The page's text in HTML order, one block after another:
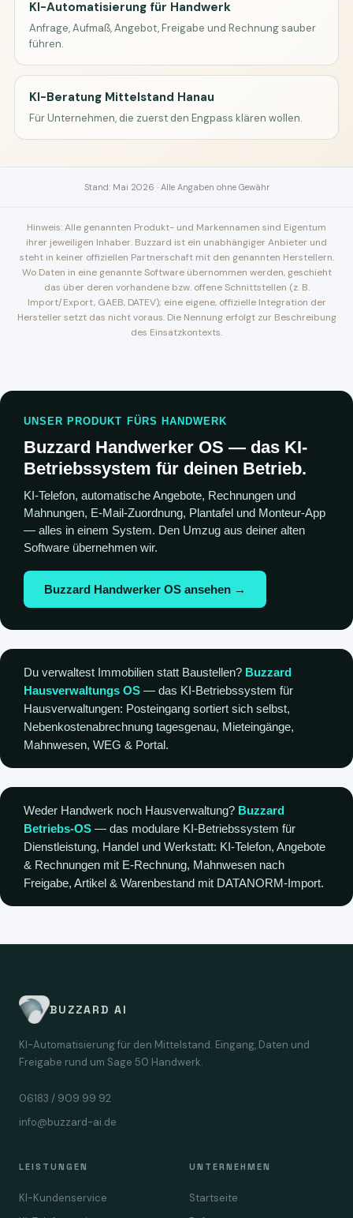
KI-Automatisierung für Handwerk
Anfrage, Aufmaß, Angebot, Freigabe und Rechnung sauber
führen.
KI-Beratung Mittelstand Hanau
Für Unternehmen, die zuerst den Engpass klären wollen.
Stand: Mai 2026 · Alle Angaben ohne Gewähr
Hinweis: Alle genannten Produkt- und Markennamen sind Eigentum
ihrer jeweiligen Inhaber. Buzzard ist ein unabhängiger Anbieter und
steht in keiner offiziellen Partnerschaft mit den genannten Herstellern.
Wo Daten in eine genannte Software übernommen werden, geschieht
das über deren vorhandene bzw. offene Schnittstellen (z. B.
Import/Export, GAEB, DATEV); eine eigene, offizielle Integration der
Hersteller setzt das nicht voraus. Die Nennung erfolgt zur Beschreibung
des Einsatzkontexts.
UNSER PRODUKT FÜRS HANDWERK
Buzzard Handwerker OS — das KI-
Betriebssystem für deinen Betrieb.
KI-Telefon, automatische Angebote, Rechnungen und
Mahnungen, E-Mail-Zuordnung, Plantafel und Monteur-App
— alles in einem System. Den Umzug aus deiner alten
Software übernehmen wir.
Buzzard Handwerker OS ansehen →
Du verwaltest Immobilien statt Baustellen? Buzzard
Hausverwaltungs OS — das KI-Betriebssystem für
Hausverwaltungen: Posteingang sortiert sich selbst,
Nebenkostenabrechnung tagesgenau, Mieteingänge,
Mahnwesen, WEG & Portal.
Weder Handwerk noch Hausverwaltung? Buzzard
Betriebs-OS — das modulare KI-Betriebssystem für
Dienstleistung, Handel und Werkstatt: KI-Telefon, Angebote
& Rechnungen mit E-Rechnung, Mahnwesen nach
Freigabe, Artikel & Warenbestand mit DATANORM-Import.
BUZZARD AI
KI-Automatisierung für den Mittelstand. Eingang, Daten und
Freigabe rund um Sage 50 Handwerk.
06183 / 909 99 92
info@buzzard-ai.de
LEISTUNGEN
KI-Kundenservice
UNTERNEHMEN
Startseite